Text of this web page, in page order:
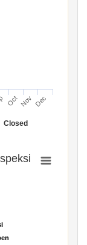
Closed
Oct Nov Dec